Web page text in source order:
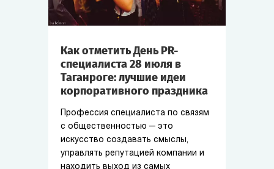
Как отметить День PR-
специалиста 28 июля в
Таганроге: лучшие идеи
корпоративного праздника
Профессия специалиста по связям
с общественностью — это
искусство создавать смыслы,
управлять репутацией компании и
находить выход из самых